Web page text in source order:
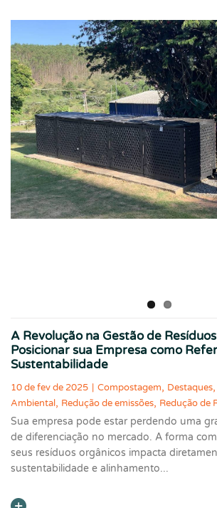
A Revolução na Gestão de
Posicionar sua Empresa como
Sustentabilidade
10 de fev de 2025 | Compostagem, Destaques,
Ambiental, Redução de emissões, Redução de
Sua empresa pode estar perdendo uma
de diferenciação no mercado. A forma
seus resíduos orgânicos impacta
sustentabilidade e alinhamento